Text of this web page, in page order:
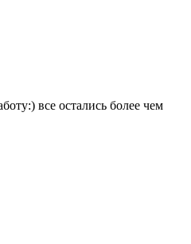
все остались более чем